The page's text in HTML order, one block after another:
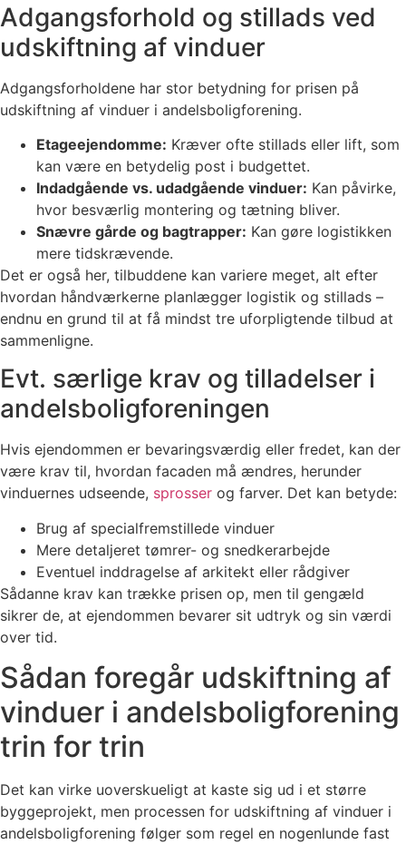
Adgangsforhold og stillads ved
udskiftning af vinduer
Adgangsforholdene har stor betydning for prisen på
udskiftning af vinduer i andelsboligforening.
Etageejendomme: Kræver ofte stillads eller lift, som
kan være en betydelig post i budgettet.
Indadgående vs. udadgående vinduer: Kan påvirke,
hvor besværlig montering og tætning bliver.
Snævre gårde og bagtrapper: Kan gøre logistikken
mere tidskrævende.
Det er også her, tilbuddene kan variere meget, alt efter
hvordan håndværkerne planlægger logistik og stillads –
endnu en grund til at få mindst tre uforpligtende tilbud at
sammenligne.
Evt. særlige krav og tilladelser i
andelsboligforeningen
Hvis ejendommen er bevaringsværdig eller fredet, kan der
være krav til, hvordan facaden må ændres, herunder
vinduernes udseende, sprosser og farver. Det kan betyde:
Brug af specialfremstillede vinduer
Mere detaljeret tømrer- og snedkerarbejde
Eventuel inddragelse af arkitekt eller rådgiver
Sådanne krav kan trække prisen op, men til gengæld
sikrer de, at ejendommen bevarer sit udtryk og sin værdi
over tid.
Sådan foregår udskiftning af
vinduer i andelsboligforening
trin for trin
Det kan virke uoverskueligt at kaste sig ud i et større
byggeprojekt, men processen for udskiftning af vinduer i
andelsboligforening følger som regel en nogenlunde fast